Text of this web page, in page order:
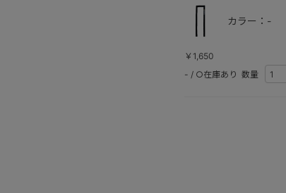
カラー：-
￥1,650
- / ○在庫あり 数量